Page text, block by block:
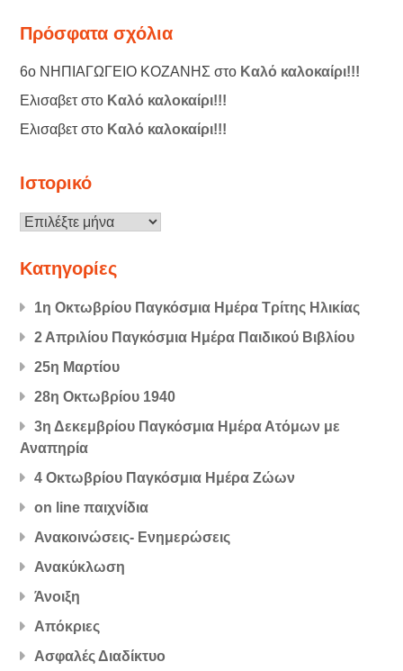
Πρόσφατα σχόλια
6ο ΝΗΠΙΑΓΩΓΕΙΟ ΚΟΖΑΝΗΣ στο Καλό καλοκαίρι!!!
Ελισαβετστο Καλό καλοκαίρι!!!
Ελισαβετστο Καλό καλοκαίρι!!!
Ιστορικό
Ιστορικό
Kατηγορίες
1η Οκτωβρίου Παγκόσμια Ημέρα Τρίτης Ηλικίας
2 Απριλίου Παγκόσμια Ημέρα Παιδικού Βιβλίου
25η Μαρτίου
28η Οκτωβρίου 1940
3η Δεκεμβρίου Παγκόσμια Ημέρα Ατόμων με
Αναπηρία
4 Οκτωβρίου Παγκόσμια Ημέρα Ζώων
on line παιχνίδια
Ανακοινώσεις- Ενημερώσεις
Ανακύκλωση
Άνοιξη
Απόκριες
Ασφαλές Διαδίκτυο